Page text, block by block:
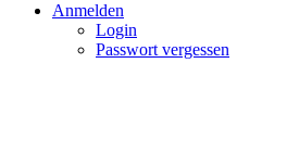
Anmelden
Login
Passwort vergessen